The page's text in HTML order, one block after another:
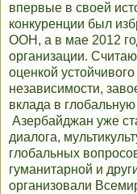
впервые в своей
конкуренции был
ООН, а в мае 2012
организации.
оценкой
независимости,
вклада в
Азербайджан уже
диалога,
глобальных
гуманитарной и
организовали